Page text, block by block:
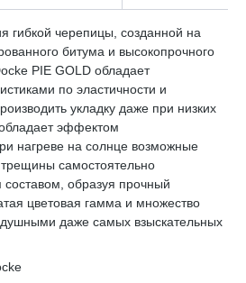
гибкой черепицы, созданной на
битума и высокопрочного
PIE GOLD обладает
по эластичности и
укладку даже при низких
эффектом
нагреве на солнце возможные
самостоятельно
образуя прочный
цветовая гамма и множество
даже самых взыскательных